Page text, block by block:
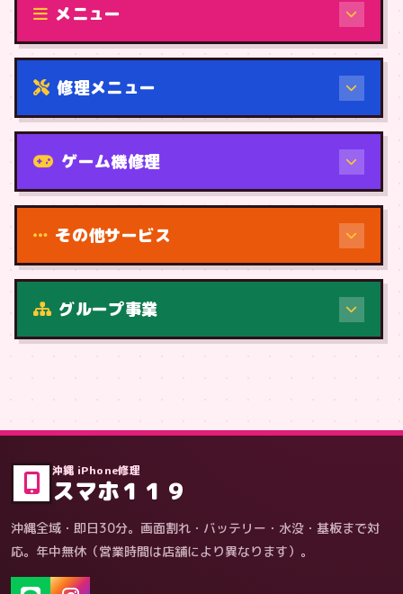
メニュー
修理メニュー
機種から
症状・内容から
ゲーム機修理
その他サービス
グループ事業
沖縄 iPhone修理
スマホ１１９
沖縄全域・即日30分。画面割れ・バッテリー・水没・基板まで対
応。年中無休（営業時間は店舗により異なります）。